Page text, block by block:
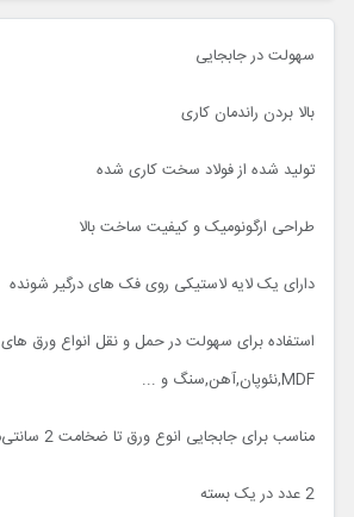
سهولت در جابجایی
بالا بردن راندمان کاری
تولید شده از فولاد سخت کاری شده
طراحی ارگونومیک و کیفیت ساخت بالا
دارای یک لایه لاستیکی روی فک های درگیر شونده
استفاده برای سهولت در حمل و نقل انواع ورق های
MDF,نئوپان,آهن,سنگ و ...
مناسب برای جابجایی انوع ورق تا ضخامت 2 سانتی‌متر
2 عدد در یک بسته